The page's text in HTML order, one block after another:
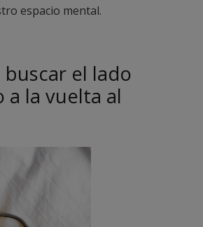
espacio mental.
el lado
a la vuelta al